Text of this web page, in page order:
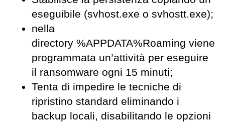
eseguibile (svhost.exe o svhostt.exe);
nella
directory %APPDATA%Roaming viene
programmata un’attività per eseguire
il ransomware ogni 15 minuti;
Tenta di impedire le tecniche di
ripristino standard eliminando i
backup locali, disabilitando le opzioni